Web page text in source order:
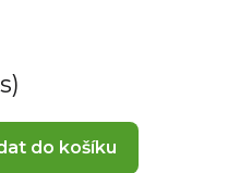
do košíku